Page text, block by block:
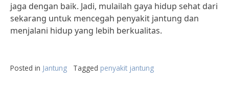
jaga dengan baik. Jadi, mulailah gaya hidup sehat dari
sekarang untuk mencegah penyakit jantung dan
menjalani hidup yang lebih berkualitas.
Posted in Jantung Tagged penyakit jantung